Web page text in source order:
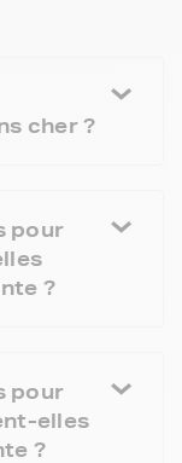
cher ?
pour
?
pour
elles
?